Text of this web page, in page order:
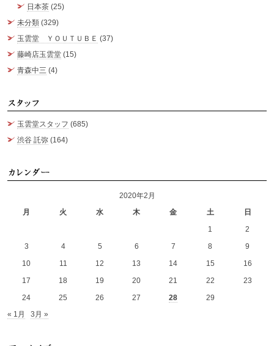
日本茶 (25)
未分類 (329)
玉雲堂 ＹＯＵＴＵＢＥ (37)
藤崎店玉雲堂 (15)
青森中三 (4)
玉雲堂スタッフ (685)
渋谷 託弥 (164)
2020年2月
月
火 水 木 金 土
日
1
2
3
4 5 6 7 8
9
10
11 12 13 14 15
16
17
18 19 20 21 22
23
24
25 26 27 28
29
« 1月
3月 »